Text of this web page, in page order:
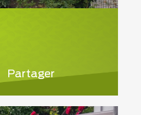
Partager